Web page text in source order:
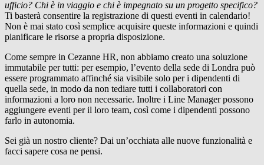
ufficio? Chi è in viaggio e chi è impegnato su un progetto specifico?
Ti basterà consentire la registrazione di questi eventi in calendario!
Non è mai stato così semplice acquisire queste informazioni e quindi
pianificare le risorse a propria disposizione.
Come sempre in Cezanne HR, non abbiamo creato una soluzione
immutabile per tutti: per esempio, l’evento della sede di Londra può
essere programmato affinché sia visibile solo per i dipendenti di
quella sede, in modo da non tediare tutti i collaboratori con
informazioni a loro non necessarie. Inoltre i Line Manager possono
aggiungere eventi per il loro team, così come i dipendenti possono
farlo in autonomia.
Sei già un nostro cliente? Dai un’occhiata alle nuove funzionalità e
facci sapere cosa ne pensi.